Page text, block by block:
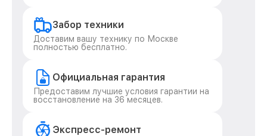
Забор техники
Доставим вашу технику по Москве
полностью бесплатно.
Официальная гарантия
Предоставим лучшие условия гарантии на
восстановление на 36 месяцев.
Экспресс-ремонт